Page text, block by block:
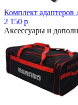
Комплект адаптеров
2 150 p
Аксессуары и